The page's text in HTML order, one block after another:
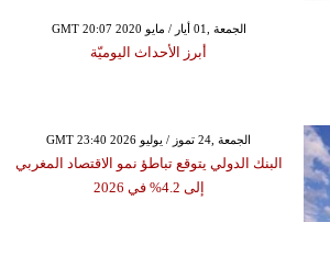
GMT 20:07 2020 الجمعة ,01 أيار / مايو
أبرز الأحداث اليوميّة
GMT 23:40 2026 الجمعة ,24 تموز / يوليو
البنك الدولي يتوقع تباطؤ نمو الاقتصاد المغربي
إلى 4.2% في 2026